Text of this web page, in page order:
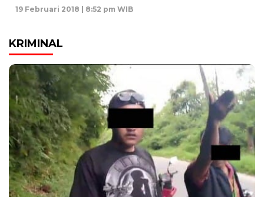
19 Februari 2018 | 8:52 pm WIB
KRIMINAL